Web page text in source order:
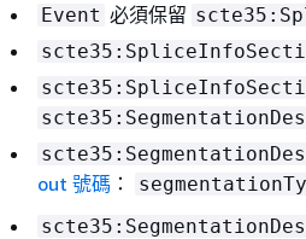
Event 必須保留
out 號碼 ：